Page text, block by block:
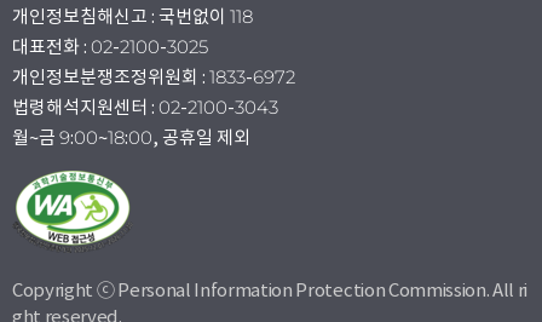
개인정보침해신고 : 국번없이 118
대표전화 : 02-2100-3025
개인정보분쟁조정위원회 : 1833-6972
법령해석지원센터 : 02-2100-3043
월~금 9:00~18:00, 공휴일 제외
Copyright ⓒ Personal Information Protection Commission. All ri
ght reserved.